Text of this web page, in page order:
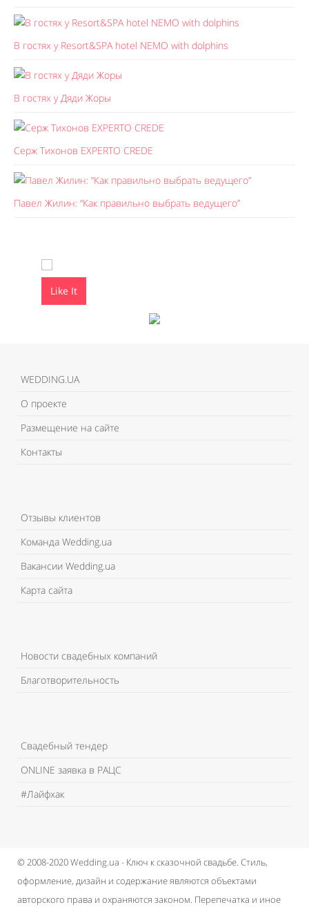
В гостях у Resort&SPA hotel NEMO with dolphins
В гостях у Дяди Жоры
Серж Тихонов EXPERTO CREDE
Павел Жилин: “Как правильно выбрать ведущего”
Like It
WEDDING.UA
О проекте
Размещение на сайте
Контакты
Отзывы клиентов
Команда Wedding.ua
Вакансии Wedding.ua
Карта сайта
Новости свадебных компаний
Благотворительность
Свадебный тендер
ONLINE заявка в РАЦС
#Лайфхак
© 2008-2020 Wedding.ua - Ключ к сказочной свадьбе. Стиль,
оформление, дизайн и содержание являются объектами
авторского права и охраняются законом. Перепечатка и иное